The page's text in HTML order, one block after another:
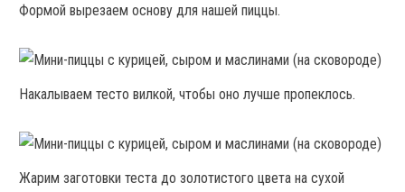
Формой вырезаем основу для нашей пиццы.
Накалываем тесто вилкой, чтобы оно лучше пропеклось.
Жарим заготовки теста до золотистого цвета на сухой